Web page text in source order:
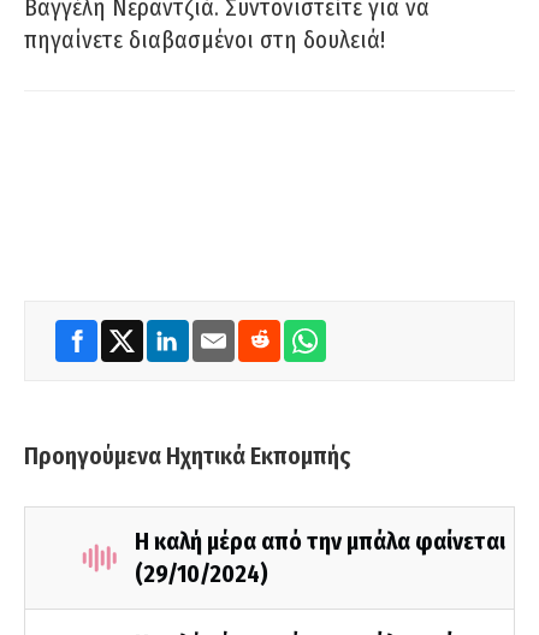
Βαγγέλη Νεραντζιά. Συντονιστείτε για να
πηγαίνετε διαβασμένοι στη δουλειά!
Προηγούμενα Ηχητικά Εκπομπής
Η καλή μέρα από την μπάλα φαίνεται
(29/10/2024)